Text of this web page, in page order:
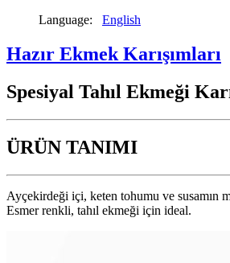
Language: English
Hazır Ekmek Karışımları
Spesiyal Tahıl Ekmeği
ÜRÜN TANIMI
Ayçekirdeği içi, keten tohumu ve susamın
Esmer renkli, tahıl ekmeği için ideal.